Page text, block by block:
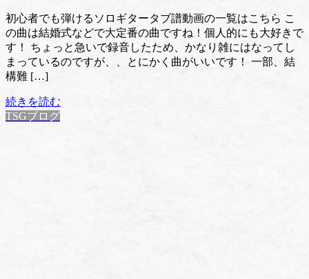
初心者でも弾けるソロギタータブ譜動画の一覧はこちら こ
の曲は結婚式などで大定番の曲ですね！個人的にも大好きで
す！ ちょっと急いで録音したため、かなり雑にはなってし
まっているのですが、、とにかく曲がいいです！ 一部、結
構難 […]
続きを読む
TSGブログ